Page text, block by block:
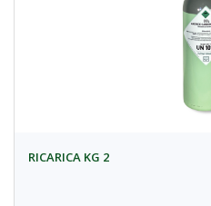
RICARICA KG 2